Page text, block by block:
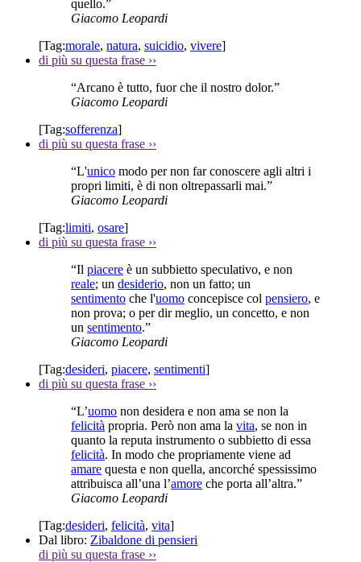
quello.”
Giacomo Leopardi
[Tag:morale, natura, suicidio, vivere]
di più su questa frase ››
“Arcano è tutto, fuor che il nostro dolor.”
Giacomo Leopardi
[Tag:sofferenza]
di più su questa frase ››
“L'unico modo per non far conoscere agli altri i
propri limiti, è di non oltrepassarli mai.”
Giacomo Leopardi
[Tag:limiti, osare]
di più su questa frase ››
“Il piacere è un subbietto speculativo, e non
reale; un desiderio, non un fatto; un
sentimento che l'uomo concepisce col pensiero, e
non prova; o per dir meglio, un concetto, e non
un sentimento.”
Giacomo Leopardi
[Tag:desideri, piacere, sentimenti]
di più su questa frase ››
“L’uomo non desidera e non ama se non la
felicità propria. Però non ama la vita, se non in
quanto la reputa instrumento o subbietto di essa
felicità. In modo che propriamente viene ad
amare questa e non quella, ancorché spessissimo
attribuisca all’una l’amore che porta all’altra.”
Giacomo Leopardi
[Tag:desideri, felicità, vita]
Dal libro: Zibaldone di pensieri
di più su questa frase ››